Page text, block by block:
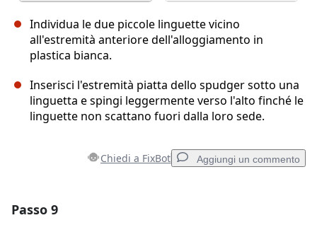
Individua le due piccole linguette vicino
all'estremità anteriore dell'alloggiamento in
plastica bianca.
Inserisci l'estremità piatta dello spudger sotto una
linguetta e spingi leggermente verso l'alto finché le
linguette non scattano fuori dalla loro sede.
Chiedi a FixBot Aggiungi un commento
Passo 9